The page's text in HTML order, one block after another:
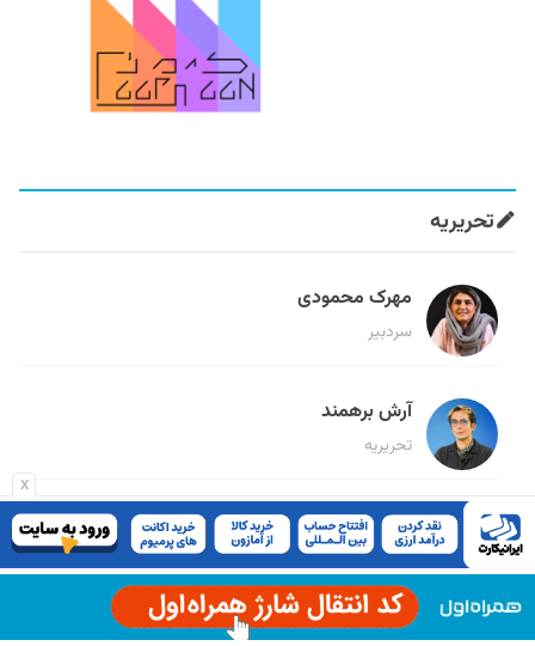
x
تحریریه
مهرک محمودی
سردبیر
آرش برهمند
تحریریه
سمانه سمیع
تحریریه
میثم قاسمی